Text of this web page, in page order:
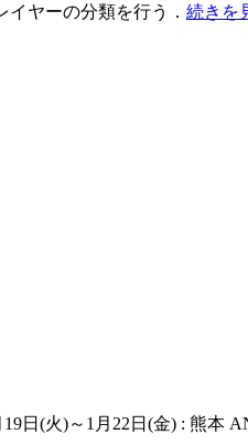
ヤーの分類を行う． 続きを
日(火)～1月22日(金) : 熊